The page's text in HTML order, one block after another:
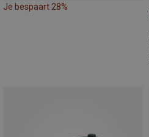
Je bespaart 28%